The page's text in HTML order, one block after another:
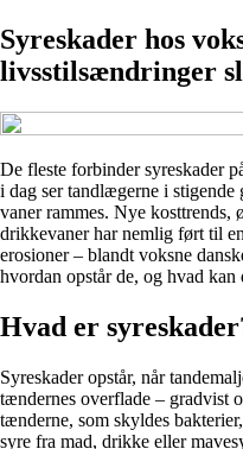
Syreskader hos
livsstilsændringer
De fleste forbinder syreskader
i dag ser tandlægerne i stigende
vaner rammes. Nye kosttrends,
drikkevaner har nemlig ført til
erosioner – blandt voksne
hvordan opstår de, og hvad
Hvad er
Syreskader opstår, når
tændernes overflade – gradvist
tænderne, som skyldes
syre fra mad, drikke eller